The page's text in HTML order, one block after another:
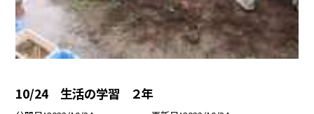
10/24 生活の学習 ２年